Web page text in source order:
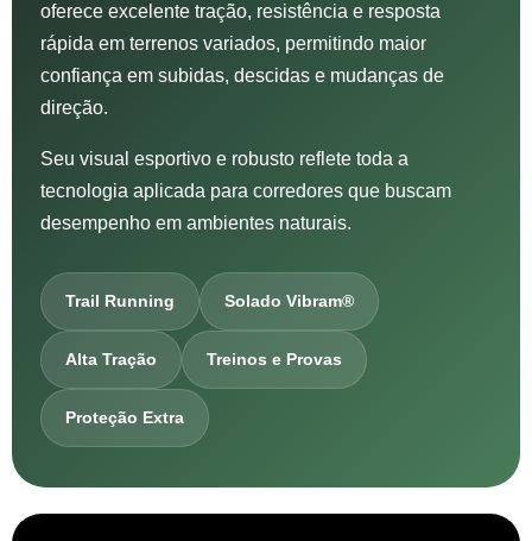
oferece excelente tração, resistência e resposta
rápida em terrenos variados, permitindo maior
confiança em subidas, descidas e mudanças de
direção.
Seu visual esportivo e robusto reflete toda a
tecnologia aplicada para corredores que buscam
desempenho em ambientes naturais.
Trail Running Solado Vibram®
Alta Tração Treinos e Provas
Proteção Extra